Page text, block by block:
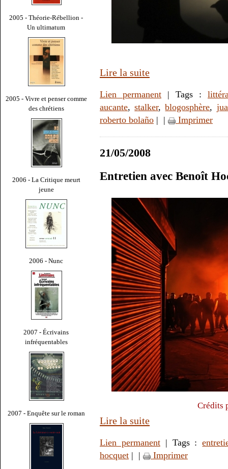
2005 - Théorie-Rébellion -
Un ultimatum
2005 - Vivre et penser comme
des chrétiens
2006 - La Critique meurt
jeune
2006 - Nunc
2007 - Écrivains
infréquentables
2007 - Enquête sur le roman
Lire la suite
Lien permanent | Tags :
aucante,stalker,blogosphère,
roberto bolaño | | Imprimer
21/05/2008
Entretien avec Benoît
Crédits
Lire la suite
Lien permanent| Tags :
hocquet | | Imprimer